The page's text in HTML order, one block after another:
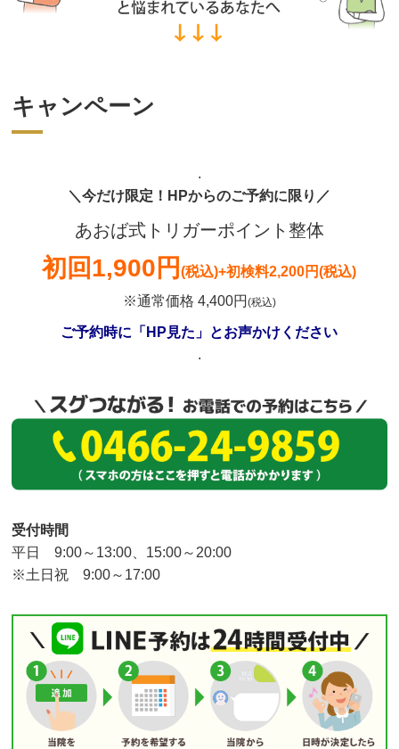
キャンペーン
.
＼今だけ限定！HPからのご予約に限り／
あおば式トリガーポイント整体
初回1,900円(税込)+初検料2,200円(税込)
※通常価格 4,400円 (税込)
ご予約時に「HP見た」とお声かけください
.
受付時間
平日 9:00～13:00、15:00～20:00
※土日祝 9:00～17:00